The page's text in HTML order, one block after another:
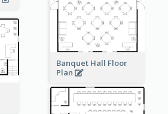
Banquet Hall Floor
Plan